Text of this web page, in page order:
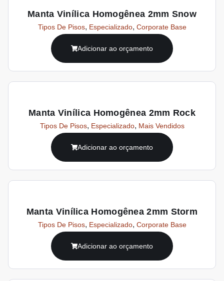
Manta Vinílica Homogênea 2mm Snow
Tipos De Pisos, Especializado, Corporate Base
Adicionar ao orçamento
Manta Vinílica Homogênea 2mm Rock
Tipos De Pisos, Especializado, Mais Vendidos
Adicionar ao orçamento
Manta Vinílica Homogênea 2mm Storm
Tipos De Pisos, Especializado, Corporate Base
Adicionar ao orçamento